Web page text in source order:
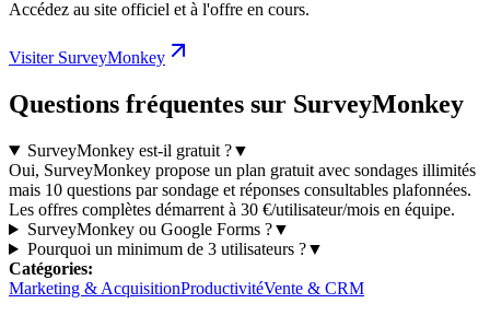
Accédez au site officiel et à l'offre en cours.
Visiter SurveyMonkey
Questions fréquentes sur SurveyMonkey
SurveyMonkey est-il gratuit ?▼
Oui, SurveyMonkey propose un plan gratuit avec sondages illimités
mais 10 questions par sondage et réponses consultables plafonnées.
Les offres complètes démarrent à 30 €/utilisateur/mois en équipe.
SurveyMonkey ou Google Forms ?▼
Pourquoi un minimum de 3 utilisateurs ?▼
Catégories:
Marketing & AcquisitionProductivitéVente & CRM